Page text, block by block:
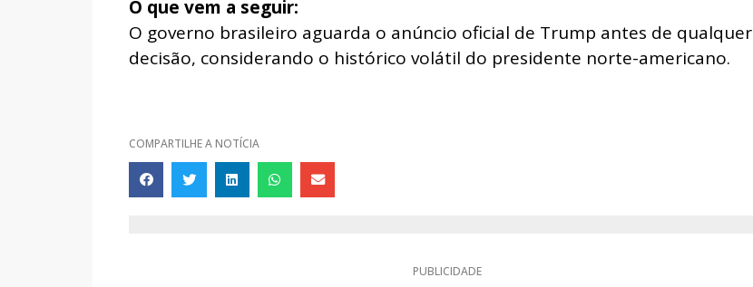
O que vem a seguir:
O governo brasileiro aguarda o anúncio oficial de Trump antes de qualquer
decisão, considerando o histórico volátil do presidente norte-americano.
COMPARTILHE A NOTÍCIA
PUBLICIDADE